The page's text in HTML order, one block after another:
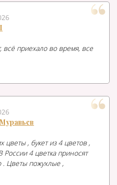
всё приехало во время, все
цветы , букет из 4 цветов ,
4 цветка приносят
. Цветы пожухлые ,